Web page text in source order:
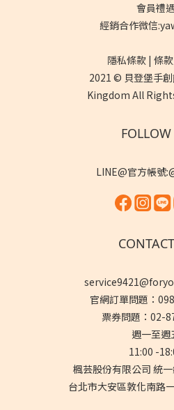
會員禮遇
經銷合作微信
隱私條款 | 條
2021 © 貝登堡手
Kingdom All
FOLLOW
LINE@官方帳號
官網訂單問題：
票券問題：02-
週一至週
11:00 -
楓芸股份有限公司 統
台北市大安區敦化南路